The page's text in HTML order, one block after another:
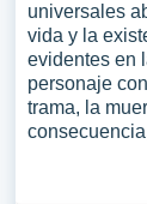
universales
vida y la
evidentes en
personaje
trama, la